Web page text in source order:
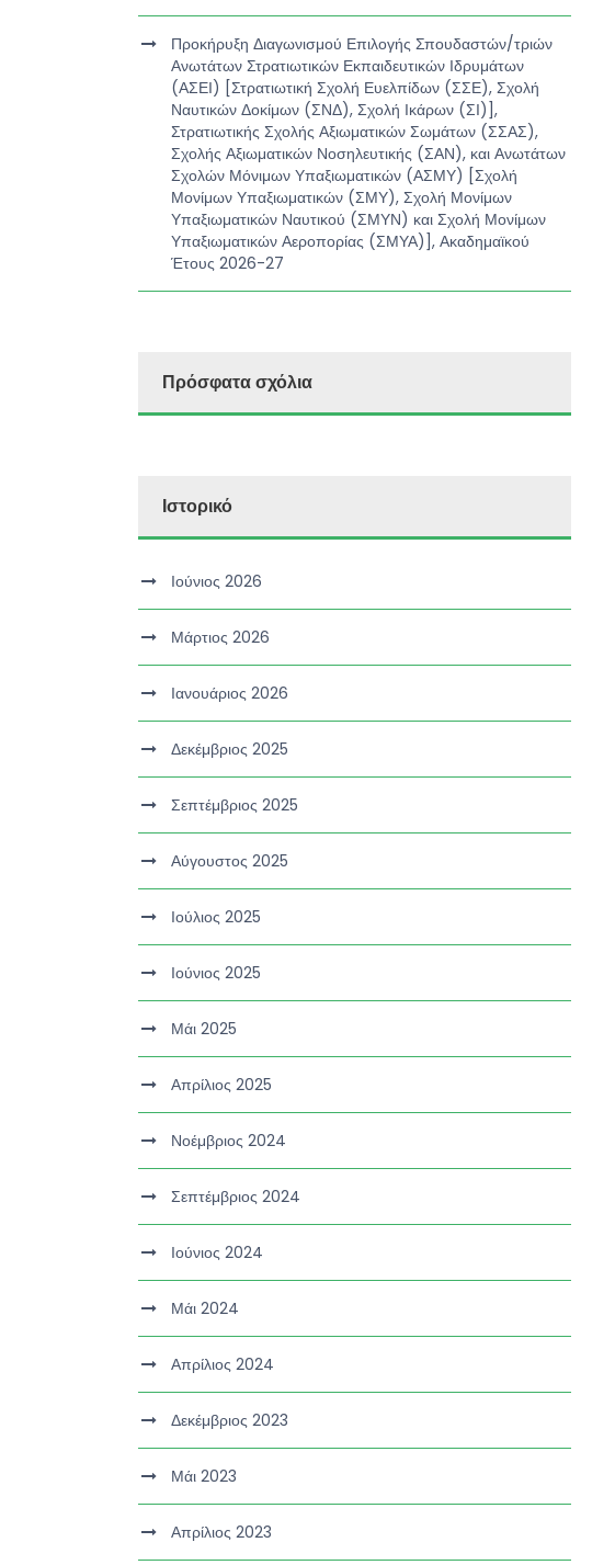
Προκήρυξη Διαγωνισμού Επιλογής Σπουδαστών/τριών
Ανωτάτων Στρατιωτικών Εκπαιδευτικών Ιδρυμάτων
(ΑΣΕΙ) [Στρατιωτική Σχολή Ευελπίδων (ΣΣΕ), Σχολή
Ναυτικών Δοκίμων (ΣΝΔ), Σχολή Ικάρων (ΣΙ)],
Στρατιωτικής Σχολής Αξιωματικών Σωμάτων (ΣΣΑΣ),
Σχολής Αξιωματικών Νοσηλευτικής (ΣΑΝ), και Ανωτάτων
Σχολών Μόνιμων Υπαξιωματικών (ΑΣΜΥ) [Σχολή
Μονίμων Υπαξιωματικών (ΣΜΥ), Σχολή Μονίμων
Υπαξιωματικών Ναυτικού (ΣΜΥΝ) και Σχολή Μονίμων
Υπαξιωματικών Αεροπορίας (ΣΜΥΑ)], Ακαδημαϊκού
Έτους 2026-27
Πρόσφατα σχόλια
Ιστορικό
Ιούνιος 2026
Μάρτιος 2026
Ιανουάριος 2026
Δεκέμβριος 2025
Σεπτέμβριος 2025
Αύγουστος 2025
Ιούλιος 2025
Ιούνιος 2025
Μάι 2025
Απρίλιος 2025
Νοέμβριος 2024
Σεπτέμβριος 2024
Ιούνιος 2024
Μάι 2024
Απρίλιος 2024
Δεκέμβριος 2023
Μάι 2023
Απρίλιος 2023